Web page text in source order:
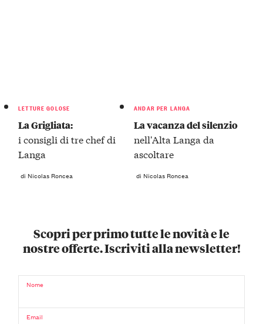
LETTURE GOLOSE
La Grigliata:
i consigli di tre chef di
Langa
di Nicolas Roncea
ANDAR PER LANGA
La vacanza del silenzio
nell'Alta Langa da
ascoltare
di Nicolas Roncea
Scopri per primo tutte le novità e le
nostre offerte. Iscriviti alla newsletter!
Nome
Email